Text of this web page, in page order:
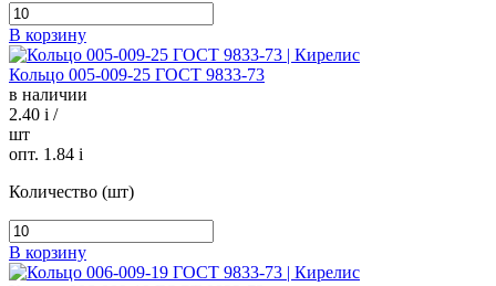
В корзину
Кольцо 005-009-25 ГОСТ 9833-73
в наличии
2.40 i /
шт
опт. 1.84 i
Количество (шт)
В корзину